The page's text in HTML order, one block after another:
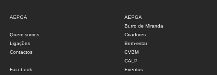
AEPGA
Quem somos
Ligações
Contactos
Facebook
AEPGA
Burro de Miranda
Criadores
Bem-estar
CVBM
CALP
Eventos